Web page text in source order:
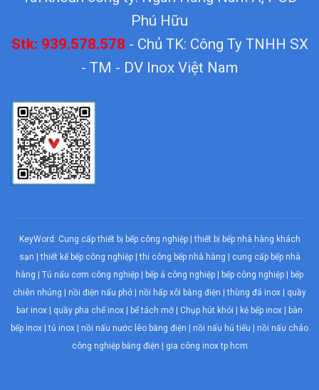
Phú Hữu
Stk: 939.578.578 - Chủ TK: Công Ty TNHH SX
- TM - DV Inox Việt Nam
KeyWord: Cung cấp thiết bị bếp công nghiệp|thiết bị bếp nhà hàng khách
sạn |thiết kế bếp công nghiệp|thi công bếp nhà hàng | cung cấp bếp nhà
hàng | Tủ nấu cơm công nghiệp | bếp á công nghiệp | bếp công nghiệp | bếp
chiên nhúng | nồi điện nấu phở | nồi hấp xôi bằng điện |thùng đá inox | quầy
bar inox | quầy pha chế inox | bể tách mỡ | Chụp hút khói | kệ bếp inox | bàn
bếp inox |tủ inox | nồi nấu nước lèo bằng điện | nồi nấu hủ tiếu | nồi nấu cháo
công nghiệp bằng điện | gia công inox tp hcm